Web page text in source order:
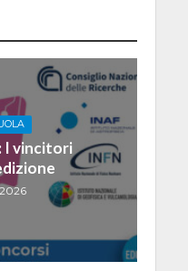
I vincitori